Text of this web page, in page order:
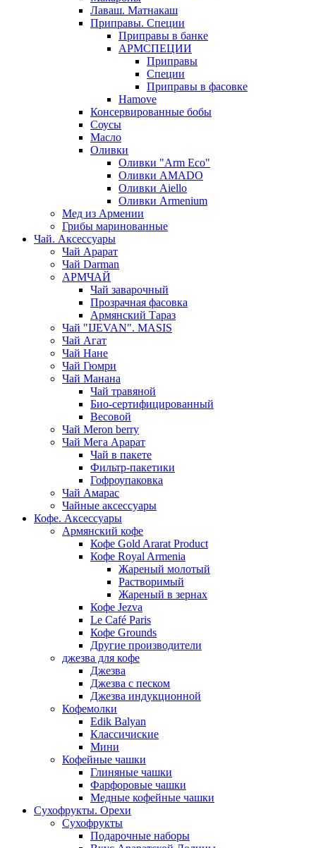
Лаваш. Матнакаш
Приправы. Специи
Приправы в банке
АРМСПЕЦИИ
Приправы
Специи
Приправы в фасовке
Hamove
Консервированные бобы
Соусы
Масло
Оливки
Оливки "Arm Eco"
Оливки AMADO
Оливки Aiello
Оливки Armenium
Мед из Армении
Грибы маринованные
Чай. Аксессуары
Чай Арарат
Чай Darman
АРМЧАЙ
Чай заварочный
Прозрачная фасовка
Армянский Тараз
Чай "IJEVAN". MASIS
Чай Агат
Чай Нане
Чай Гюмри
Чай Манана
Чай травяной
Био-сертифицированный
Весовой
Чай Meron berry
Чай Мега Арарат
Чай в пакете
Фильтр-пакетики
Гофроупаковка
Чай Амарас
Чайные аксессуары
Кофе. Аксессуары
Армянский кофе
Кофе Gold Ararat Product
Кофе Royal Armenia
Жареный молотый
Растворимый
Жареный в зернах
Кофе Jezva
Le Café Paris
Кофе Grounds
Другие производители
джезва для кофе
Джезва
Джезва с песком
Джезва индукционной
Кофемолки
Edik Balyan
Классичиские
Мини
Кофейные чашки
Глиняные чашки
Фарфоровые чашки
Медные кофейные чашки
Сухофрукты. Орехи
Сухофрукты
Подарочные наборы